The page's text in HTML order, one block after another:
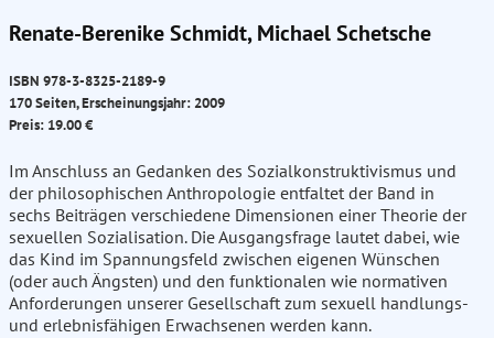
Renate-Berenike Schmidt, Michael Schetsche
ISBN 978-3-8325-2189-9
170 Seiten, Erscheinungsjahr: 2009
Preis: 19.00 €
Im Anschluss an Gedanken des Sozialkonstruktivismus und
der philosophischen Anthropologie entfaltet der Band in
sechs Beiträgen verschiedene Dimensionen einer Theorie der
sexuellen Sozialisation. Die Ausgangsfrage lautet dabei, wie
das Kind im Spannungsfeld zwischen eigenen Wünschen
(oder auch Ängsten) und den funktionalen wie normativen
Anforderungen unserer Gesellschaft zum sexuell handlungs-
und erlebnisfähigen Erwachsenen werden kann.